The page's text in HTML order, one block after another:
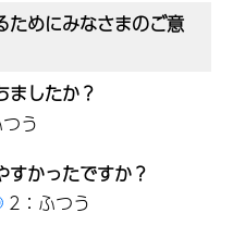
ためにみなさまのご意
ましたか？
う
すかったですか？
2：ふつう